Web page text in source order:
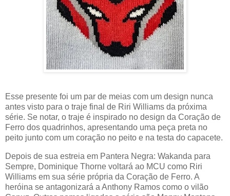
Esse presente foi um par de meias com um design nunca
antes visto para o traje final de Riri Williams da próxima
série. Se notar, o traje é inspirado no design da Coração de
Ferro dos quadrinhos, apresentando uma peça preta no
peito junto com um coração no peito e na testa do capacete.
Depois de sua estreia em Pantera Negra: Wakanda para
Sempre, Dominique Thorne voltará ao MCU como Riri
Williams em sua série própria da Coração de Ferro. A
heróina se antagonizará a Anthony Ramos como o vilão